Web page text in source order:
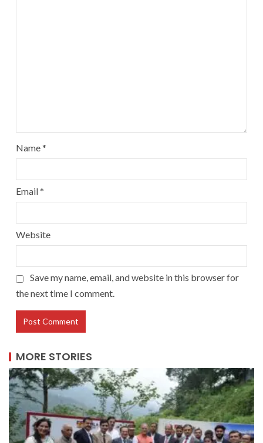
Name*
Email*
Website
Save my name, email, and website in this browser for
the next time I comment.
MORE STORIES